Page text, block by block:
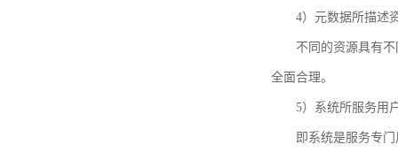
4）元数据所描述
不同的资源具有
全面合理。
5）系统所服务用
即系统是服务专